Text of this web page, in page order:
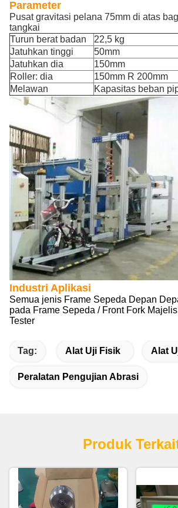
Parameter
Pusat gravitasi pelana 75mm di atas
tangkai
Turun berat badan
22,5 kg
Jatuhkan tinggi
50mm
Jatuhkan dia
150mm
Roller: dia
150mm R 200mm
Melawan
Kapasitas beban
Industri Aplikasi
Semua jenis Frame Sepeda Depan
pada Frame Sepeda / Front Fork
Tester
Tag: Alat Uji Fisik Alat
Peralatan Pengujian Abrasi
Produk